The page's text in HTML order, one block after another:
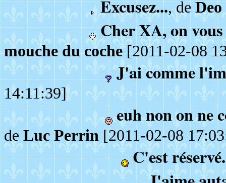
Excusez..., de
Cher XA, on
mouche du coche[2011-02-08
J'ai comme
14:11:39]
euh non on ne
de Luc Perrin [2011-02-08
C'est